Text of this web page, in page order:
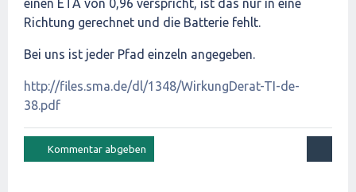
einen ETA von 0,96 verspricht, ist das nur in eine
Richtung gerechnet und die Batterie fehlt.
Bei uns ist jeder Pfad einzeln angegeben.
http://files.sma.de/dl/1348/WirkungDerat-TI-de-
38.pdf